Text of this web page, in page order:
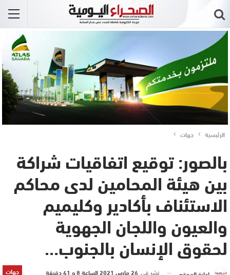
الرئيسية جهات
بالصور: توقيع اتفاقيات شراكة
بين هيئة المحامين لدى محاكم
الاستئناف بأكادير وكليميم
والعيون واللجان الجهوية
لحقوق الإنسان بالجنوب…
جهات نشر في 26 مارس 2021 الساعة 8 و 41 دقيقة